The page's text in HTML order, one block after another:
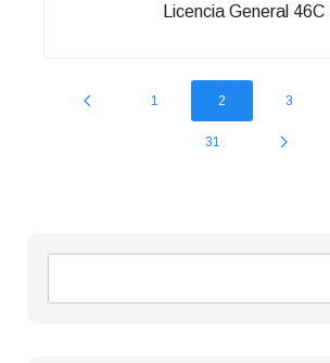
Licencia General 46C
1 2 3
31